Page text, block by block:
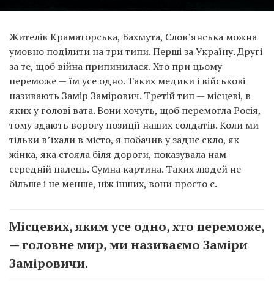
Жителів Краматорська, Бахмута, Слов’янська можна
умовно поділити на три типи. Перші за Україну. Другі
за те, щоб війна припинилася. Хто при цьому
переможе — їм усе одно. Таких медики і військові
називають Замір Замірович. Третій тип — місцеві, в
яких у голові вата. Вони хочуть, щоб перемогла Росія,
тому здають ворогу позиції наших солдатів. Коли ми
тільки в’їхали в місто, я побачив у заднє скло, як
жінка, яка стояла біля дороги, показувала нам
середній палець. Сумна картина. Таких людей не
більше і не менше, ніж інших, вони просто є.
Місцевих, яким усе одно, хто переможе,
— головне мир, ми називаємо Заміри
Заміровичи.